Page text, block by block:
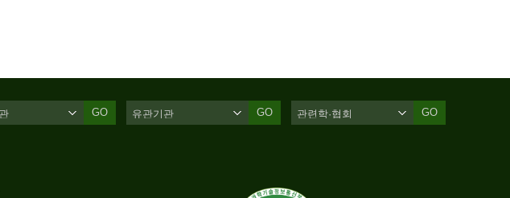
GO GO GO